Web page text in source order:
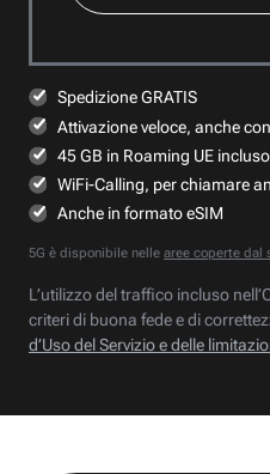
Spedizione GRATIS
Attivazione veloce, anche
45 GB in Roaming UE incluso
WiFi-Calling, per chiamare
Anche in formato eSIM
5G è disponibile nelle aree coperte dal
L’utilizzo del traffico incluso
criteri di buona fede e di
d’Uso del Servizio e delle